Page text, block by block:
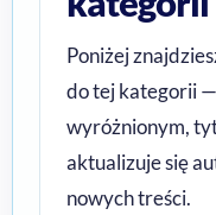
Poniżej
do tej kategorii
wyróżnionym,
aktualizuje się
nowych treści.